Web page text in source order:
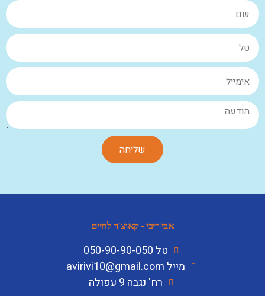
שליחה
אבי ריבי - קאוצ'ר לחיים
טל 050-90-90-050
מייל avirivi10@gmail.com
רח' נגבה 9 עפולה